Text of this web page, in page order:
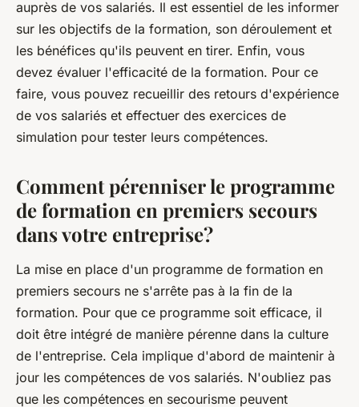
auprès de vos salariés. Il est essentiel de les informer
sur les objectifs de la formation, son déroulement et
les bénéfices qu'ils peuvent en tirer. Enfin, vous
devez évaluer l'efficacité de la formation. Pour ce
faire, vous pouvez recueillir des retours d'expérience
de vos salariés et effectuer des exercices de
simulation pour tester leurs compétences.
Comment pérenniser le programme
de formation en premiers secours
dans votre entreprise?
La mise en place d'un programme de formation en
premiers secours ne s'arrête pas à la fin de la
formation. Pour que ce programme soit efficace, il
doit être intégré de manière pérenne dans la culture
de l'entreprise. Cela implique d'abord de maintenir à
jour les compétences de vos salariés. N'oubliez pas
que les compétences en secourisme peuvent